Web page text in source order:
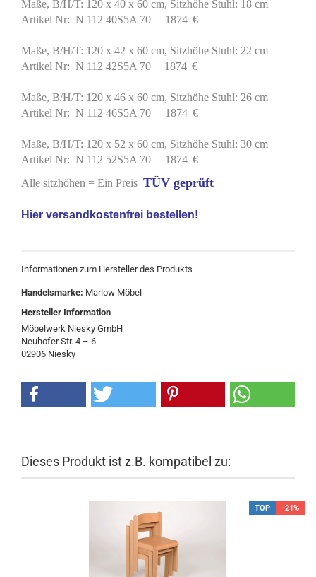
Maße, B/H/T: 120 x 40 x 60 cm, Sitzhöhe Stuhl: 18 cm
Artikel Nr: N 112 40S5A 70 1874 €
Maße, B/H/T: 120 x 42 x 60 cm, Sitzhöhe Stuhl: 22 cm
Artikel Nr: N 112 42S5A 70
1874 €
Maße, B/H/T: 120 x 46 x 60 cm, Sitzhöhe Stuhl: 26 cm
Artikel Nr: N 112 46S5A 70
1874 €
Maße, B/H/T: 120 x 52 x 60 cm, Sitzhöhe Stuhl: 30 cm
Artikel Nr: N 112 52S5A 70 1874 €
Alle sitzhöhen = Ein Preis TÜV geprüft
Hier versandkostenfrei bestellen!
Informationen zum Hersteller des Produkts
Handelsmarke: Marlow Möbel
Hersteller Information
Möbelwerk Niesky GmbH
Neuhofer Str. 4 – 6
02906 Niesky
Dieses Produkt ist z.B. kompatibel zu:
TOP -21%